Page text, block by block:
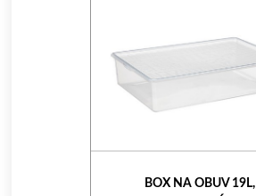
BOX NA OBUV 19L,